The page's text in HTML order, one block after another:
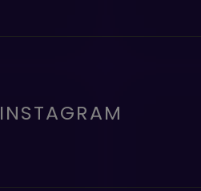
INSTAGRAM